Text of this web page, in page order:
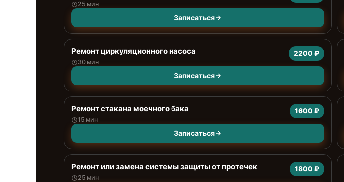
25 мин
Записаться
Ремонт циркуляционного насоса
30 мин
2200 ₽
Записаться
Ремонт стакана моечного бака
15 мин
1600 ₽
Записаться
Ремонт или замена системы защиты от протечек
25 мин
1800 ₽